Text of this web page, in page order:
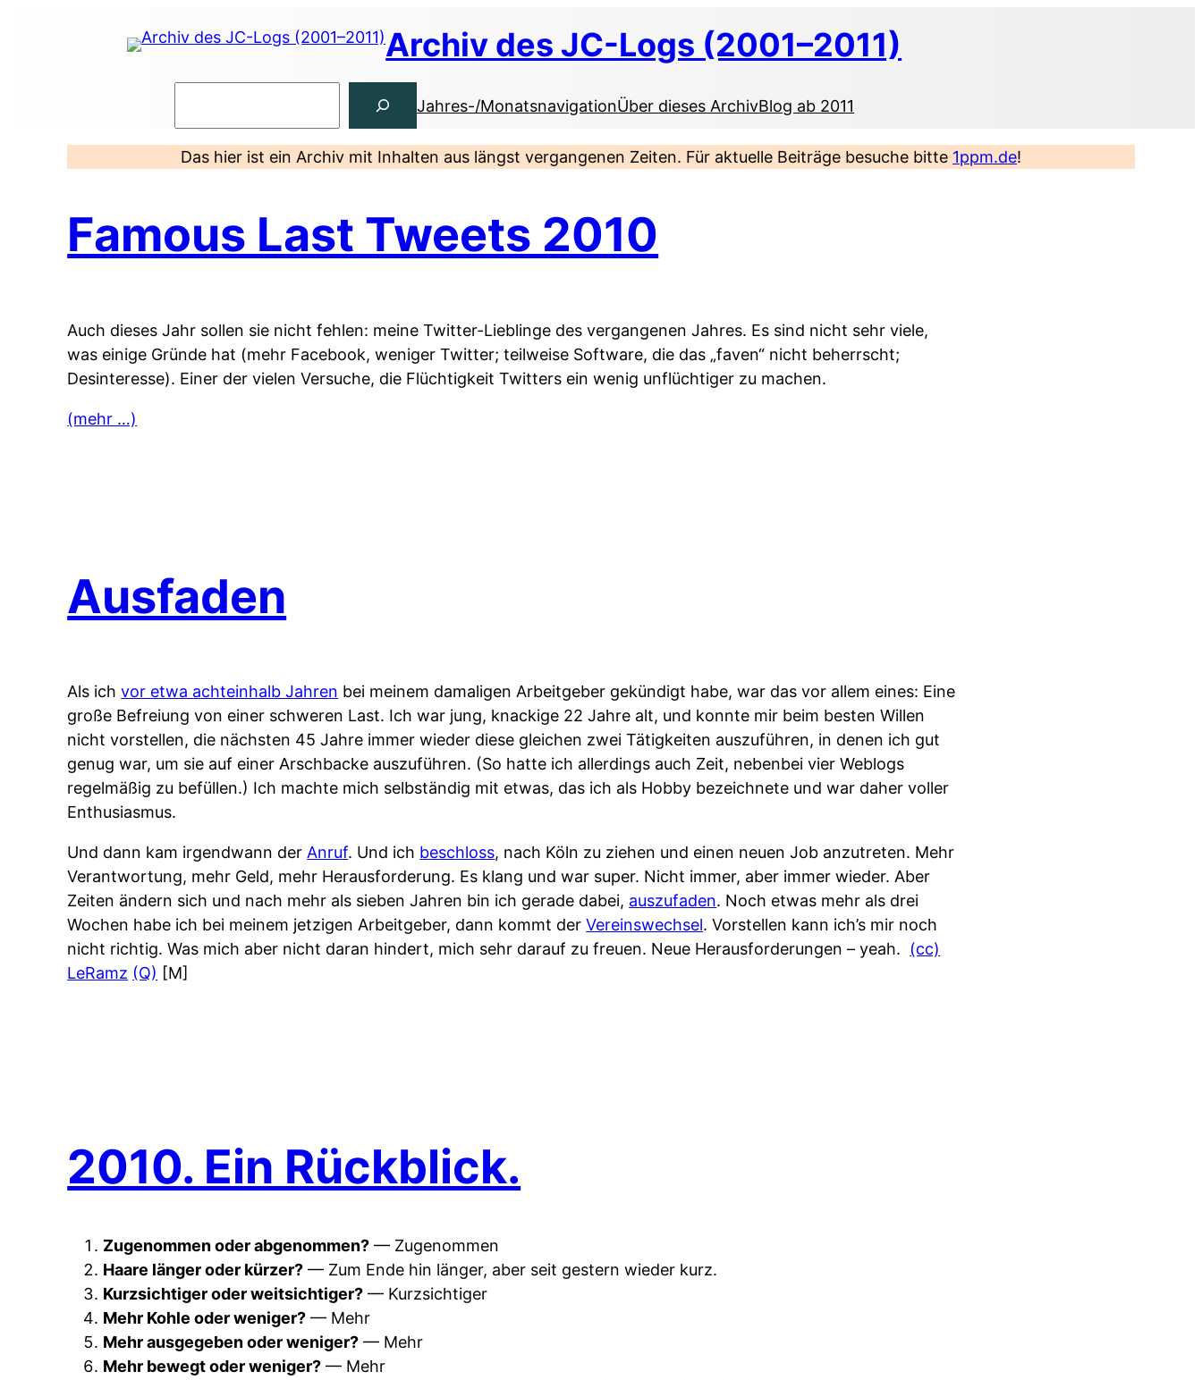
Archiv des JC-Logs (2001–2011)
Jahres-/MonatsnavigationÜber dieses ArchivBlog ab 2011
Das hier ist ein Archiv mit Inhalten aus längst vergangenen Zeiten. Für aktuelle Beiträge besuche bitte 1ppm.de!
Famous Last Tweets 2010
Auch dieses Jahr sollen sie nicht fehlen: meine Twitter-Lieblinge des vergangenen Jahres. Es sind nicht sehr viele,
was einige Gründe hat (mehr Facebook, weniger Twitter; teilweise Software, die das „faven“ nicht beherrscht;
Desinteresse). Einer der vielen Versuche, die Flüchtigkeit Twitters ein wenig unflüchtiger zu machen.
(mehr …)
Ausfaden
Als ichvor etwa achteinhalb Jahren bei meinem damaligen Arbeitgeber gekündigt habe, war das vor allem eines: Eine
große Befreiung von einer schweren Last. Ich war jung, knackige 22 Jahre alt, und konnte mir beim besten Willen
nicht vorstellen, die nächsten 45 Jahre immer wieder diese gleichen zwei Tätigkeiten auszuführen, in denen ich gut
genug war, um sie auf einer Arschbacke auszuführen. (So hatte ich allerdings auch Zeit, nebenbei vier Weblogs
regelmäßig zu befüllen.) Ich machte mich selbständig mit etwas, das ich als Hobby bezeichnete und war daher voller
Enthusiasmus.
Und dann kam irgendwann der Anruf. Und ich beschloss, nach Köln zu ziehen und einen neuen Job anzutreten. Mehr
Verantwortung, mehr Geld, mehr Herausforderung. Es klang und war super. Nicht immer, aber immer wieder. Aber
Zeiten ändern sich und nach mehr als sieben Jahren bin ich gerade dabei, auszufaden. Noch etwas mehr als drei
Wochen habe ich bei meinem jetzigen Arbeitgeber, dann kommt derVereinswechsel. Vorstellen kann ich’s mir noch
nicht richtig. Was mich aber nicht daran hindert, mich sehr darauf zu freuen. Neue Herausforderungen – yeah.
(cc)
LeRamz (Q) [M]
2010. Ein Rückblick.
Zugenommen oder abgenommen? — Zugenommen
Haare länger oder kürzer? — Zum Ende hin länger, aber seit gestern wieder kurz.
Kurzsichtiger oder weitsichtiger? — Kurzsichtiger
Mehr Kohle oder weniger? — Mehr
Mehr ausgegeben oder weniger? — Mehr
Mehr bewegt oder weniger? — Mehr